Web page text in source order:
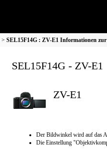
SEL15F14G : ZV-E1 Informationen
SEL15F14G - ZV-
ZV-E1
Der Bildwinkel wird auf das
Die Einstellung